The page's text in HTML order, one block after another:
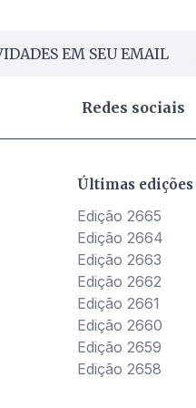
EM SEU EMAIL
Redes sociais
Últimas edições
Edição 2665
Edição 2664
Edição 2663
Edição 2662
Edição 2661
Edição 2660
Edição 2659
Edição 2658